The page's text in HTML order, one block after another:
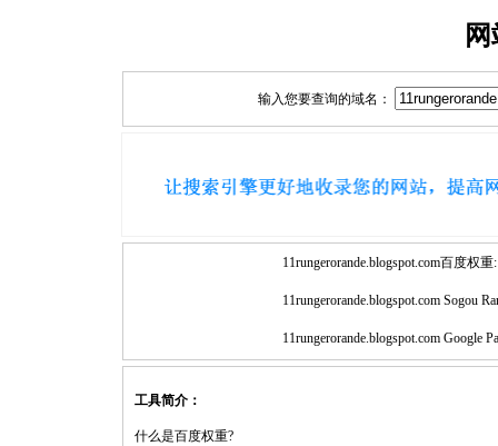
输入您要查询的域名：
11rungerorande.blogspot.com百度权重:
11rungerorande.blogspot.com Sogou
11rungerorande.blogspot.com Google
工具简介：
什么是百度权重?